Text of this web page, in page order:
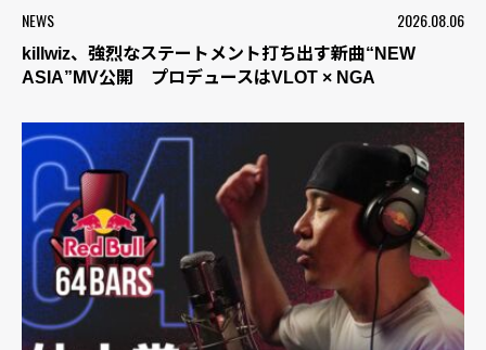
NEWS 2026.08.06
killwiz、強烈なステートメント打ち出す新曲“NEW
ASIA”MV公開 プロデュースはVLOT × NGA